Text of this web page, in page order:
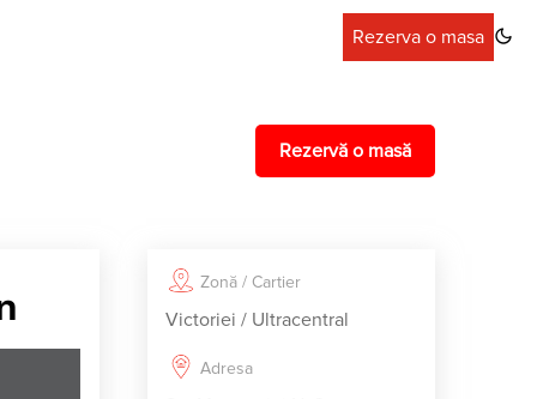
Rezerva o masa
Rezervă o masă
Zonă / Cartier
Victoriei / Ultracentral
Adresa